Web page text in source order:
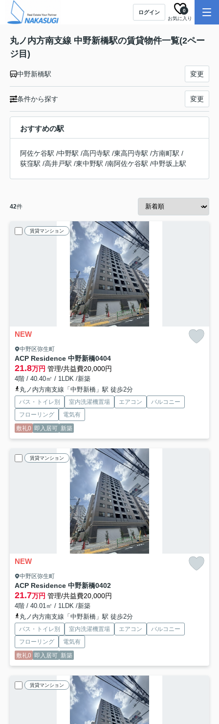
ログイン
お気に入り
0
丸ノ内方南支線 中野新橋駅の賃貸物件一覧(2ペー
ジ目)
中野新橋駅 変更
条件から探す 変更
おすすめの駅
阿佐ケ谷駅 /中野駅 /高円寺駅 /東高円寺駅 /方南町駅 /
荻窪駅 /高井戸駅 /東中野駅 /南阿佐ケ谷駅 /中野坂上駅
42件
賃貸マンション
NEW
中野区弥生町
ACP Residence 中野新橋0404
21.8万円 管理/共益費20,000円
4階 / 40.40㎡ / 1LDK /新築
丸ノ内方南支線「中野新橋」駅 徒歩2分
バス・トイレ別 室内洗濯機置場 エアコン
バルコニー
フローリング
電気有
敷礼0 即入居可 新築
賃貸マンション
NEW
中野区弥生町
ACP Residence 中野新橋0402
21.7万円 管理/共益費20,000円
4階 / 40.01㎡ / 1LDK /新築
丸ノ内方南支線「中野新橋」駅 徒歩2分
バス・トイレ別 室内洗濯機置場 エアコン
バルコニー
フローリング
電気有
敷礼0 即入居可 新築
賃貸マンション